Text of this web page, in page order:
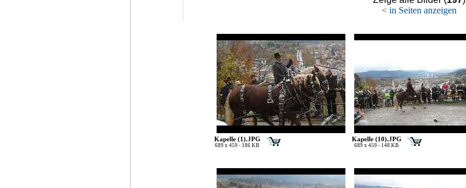
< in Seiten anzeigen
Kapelle (1).JPG
689 x 459 - 186 KB
Kapelle (10).JPG
689 x 459 - 148 KB